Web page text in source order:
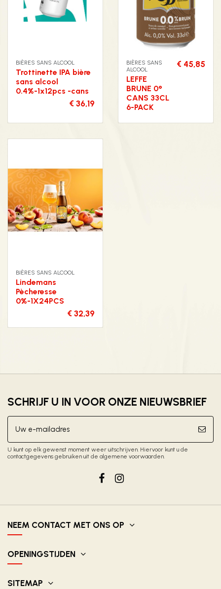
BIÈRES SANS ALCOOL
Trottinette IPA bière
sans alcool
0.4%-1x12pcs -cans
€ 36,19
BIÈRES SANS
ALCOOL
LEFFE
BRUNE 0°
CANS 33CL
6-PACK
€ 45,85
BIÈRES SANS ALCOOL
Lindemans
Pècheresse
0%-1X24PCS
€ 32,39
SCHRIJF U IN VOOR ONZE NIEUWSBRIEF
U kunt op elk gewenst moment weer uitschrijven. Hiervoor kunt u de
contactgegevens gebruiken uit de algemene voorwaarden.
NEEM CONTACT MET ONS OP
OPENINGSTIJDEN
SITEMAP